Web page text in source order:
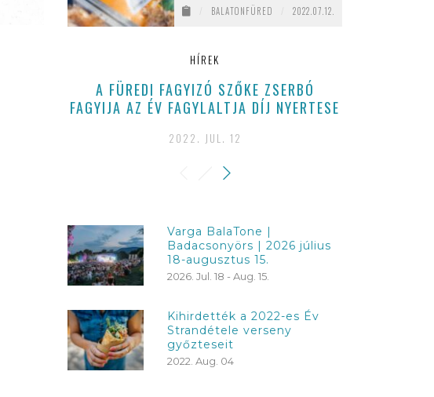
BALATONFÜRED 2022.07.12.
HÍREK
A FÜREDI FAGYIZÓ SZŐKE ZSERBÓ
FAGYIJA AZ ÉV FAGYLALTJA DÍJ NYERTESE
2022. JUL. 12
Varga BalaTone |
Badacsonyörs | 2026 július
18-augusztus 15.
2026. Jul. 18 - Aug. 15.
Kihirdették a 2022-es Év
Strandétele verseny
győzteseit
2022. Aug. 04